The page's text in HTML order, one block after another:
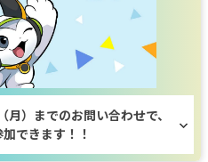
月）までのお問い合わせで、
できます！！